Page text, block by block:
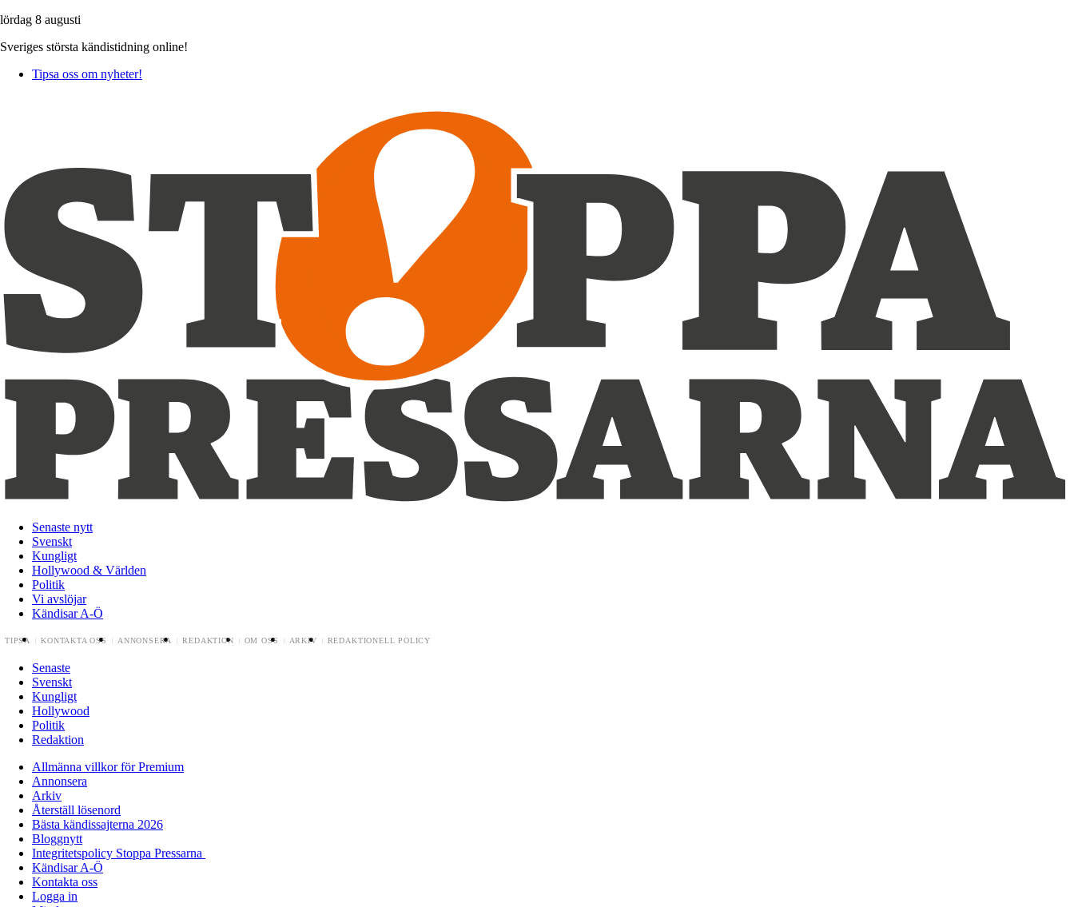
lördag 8 augusti
Sveriges största kändistidning online!
Tipsa oss om nyheter!
Senaste nytt
Svenskt
Kungligt
Hollywood & Världen
Politik
Vi avslöjar
Kändisar A-Ö
TIPSA KONTAKTA OSS ANNONSERA REDAKTION OM OSS ARKIV REDAKTIONELL POLICY
Senaste
Svenskt
Kungligt
Hollywood
Politik
Redaktion
Allmänna villkor för Premium
Annonsera
Arkiv
Återställ lösenord
Bästa kändissajterna 2026
Bloggnytt
Integritetspolicy Stoppa Pressarna
Kändisar A-Ö
Kontakta oss
Logga in